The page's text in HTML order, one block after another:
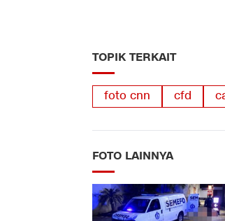
TOPIK TERKAIT
foto cnn cfd
FOTO LAINNYA